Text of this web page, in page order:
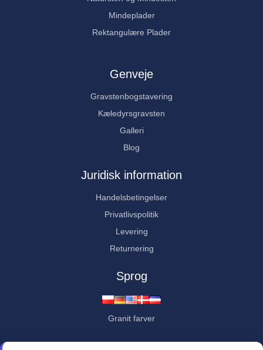
Mindeplader
Rektangulære Plader
Genveje
Gravstenbogstavering
Kæledyrsgravsten
Galleri
Blog
Juridisk information
Handelsbetingelser
Privatlivspolitik
Levering
Returnering
Sprog
Granit farver
Kundevurderinger